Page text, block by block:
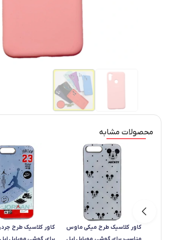
محصولات مشابه
کاور کلاسیک طرح میکی ماوس
کاور کلاسیک طرح